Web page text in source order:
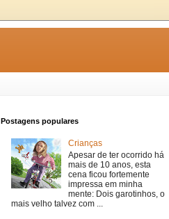
Postagens populares
Crianças
Apesar de ter ocorrido há
mais de 10 anos, esta
cena ficou fortemente
impressa em minha
mente: Dois garotinhos, o
mais velho talvez com ...